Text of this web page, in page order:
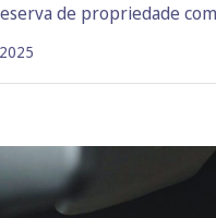
de propriedade